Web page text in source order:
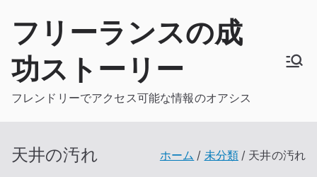
フリーランスの成
功ストーリー
フレンドリーでアクセス可能な情報のオアシス
天井の汚れ ホーム 未分類 天井の汚れ